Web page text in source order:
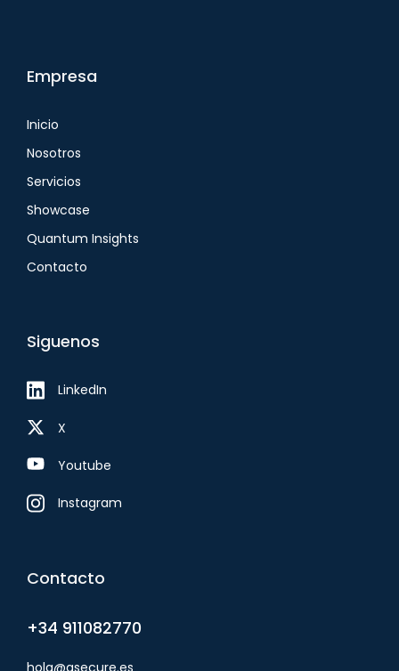
Empresa
Inicio
Nosotros
Servicios
Showcase
Quantum Insights
Contacto
Siguenos
LinkedIn
X
Youtube
Instagram
Contacto
+34 911082770
hola@qsecure.es